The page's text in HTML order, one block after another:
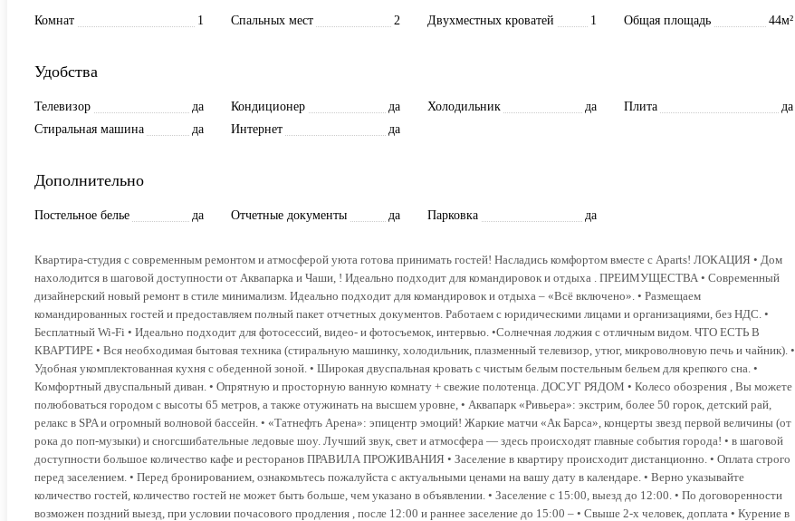
Комнат 1 Спальных мест 2 Двухместных кроватей 1 Общая площадь 44м²
Удобства
Телевизор да Кондиционер да Холодильник да Плита
да
Стиральная машина
да Интернет да
Дополнительно
Постельное белье да Отчетные документы да Парковка да
Квартира-студия с современным ремонтом и атмосферой уюта готова принимать гостей! Насладись комфортом вместе с Aparts! ЛОКАЦИЯ • Дом
нахолодится в шаговой доступности от Аквапарка и Чаши, ! Идеально подходит для командировок и отдыха . ПРЕИМУЩЕСТВА • Современный
дизайнерский новый ремонт в стиле минимализм. Идеально подходит для командировок и отдыха – «Всё включено». • Размещаем
командированных гостей и предоставляем полный пакет отчетных документов. Работаем с юридическими лицами и организациями, без НДС. •
Бесплатный Wi-Fi • Идеально подходит для фотосессий, видео- и фотосъемок, интервью. •Солнечная лоджия с отличным видом. ЧТО ЕСТЬ В
КВАРТИРЕ • Вся необходимая бытовая техника (стиральную машинку, холодильник, плазменный телевизор, утюг, микроволновую печь и чайник). •
Удобная укомплектованная кухня с обеденной зоной. • Широкая двуспальная кровать с чистым белым постельным бельем для крепкого сна. •
Комфортный двуспальный диван. • Опрятную и просторную ванную комнату + свежие полотенца. ДОСУГ РЯДОМ • Колесо обозрения , Вы можете
полюбоваться городом с высоты 65 метров, а также отужинать на высшем уровне, • Аквапарк «Ривьера»: экстрим, более 50 горок, детский рай,
релакс в SPA и огромный волновой бассейн. • «Татнефть Арена»: эпицентр эмоций! Жаркие матчи «Ак Барса», концерты звезд первой величины (от
рока до поп-музыки) и сногсшибательные ледовые шоу. Лучший звук, свет и атмосфера — здесь происходят главные события города! • в шаговой
доступности большое количество кафе и ресторанов ПРАВИЛА ПРОЖИВАНИЯ • Заселение в квартиру происходит дистанционно. • Оплата строго
перед заселением. • Перед бронированием, ознакомьтесь пожалуйста с актуальными ценами на вашу дату в календаре. • Верно указывайте
количество гостей, количество гостей не может быть больше, чем указано в объявлении. • Заселение с 15:00, выезд до 12:00. • По договоренности
возможен поздний выезд, при условии почасового продления , после 12:00 и раннее заселение до 15:00 – • Свыше 2-х человек, доплата • Курение в